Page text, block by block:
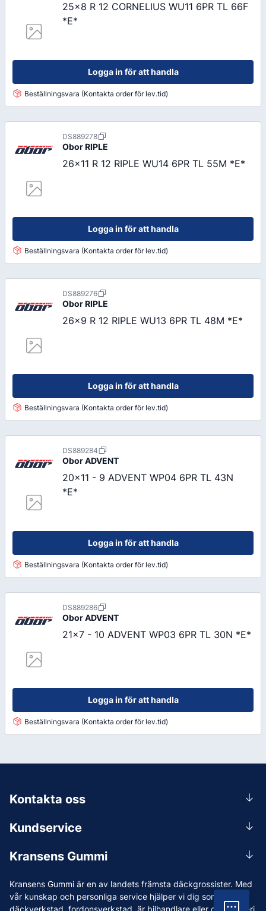
Vill
25x8 R 12 CORNELIUS WU11 6PR TL 66F
*E*
Logga in för att handla
Beställningsvara (Kontakta order för lev.tid)
DS889278
OborRIPLE
26x11 R 12 RIPLE WU14 6PR TL 55M *E*
Logga in för att handla
Beställningsvara (Kontakta order för lev.tid)
DS889276
OborRIPLE
26x9 R 12 RIPLE WU13 6PR TL 48M *E*
Logga in för att handla
Beställningsvara (Kontakta order för lev.tid)
DS889284
OborADVENT
20x11 - 9 ADVENT WP04 6PR TL 43N
*E*
Logga in för att handla
Beställningsvara (Kontakta order för lev.tid)
DS889286
OborADVENT
21x7 - 10 ADVENT WP03 6PR TL 30N *E*
Logga in för att handla
Beställningsvara (Kontakta order för lev.tid)
Kransens Gummi är en av landets främsta däckgrossister. Med
vår kunskap och personliga service hjälper vi dig som har
däckverkstad, fordonsverkstad, är bilhandlare eller driver åkeri
Kundservice
Leverans
Reklamation & återköp
Kransens Gummi
Vi som jobbar på Kransens Gummi
Kontakta oss
0156-409 00
Mån-Tors 07.30-16:30, Fre 07.30-15.00.
Lunchstängt 12:00-12:30